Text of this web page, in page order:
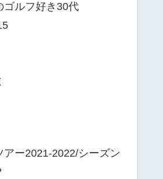
ゴルフ好き30代
アー2021-2022/シーズン